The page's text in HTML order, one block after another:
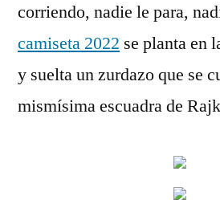
corriendo, nadie le para,
camiseta 2022 se planta en
y suelta un zurdazo que se
mismísima escuadra de